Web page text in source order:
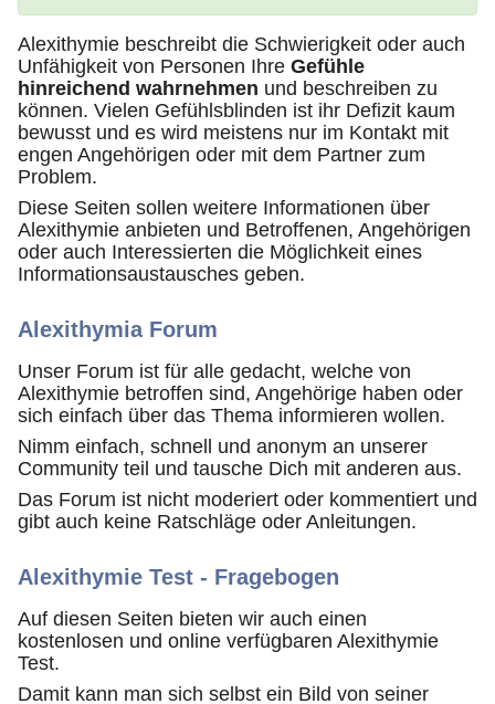
Alexithymie beschreibt die Schwierigkeit oder auch
Unfähigkeit von Personen Ihre Gefühle
hinreichend wahrnehmen und beschreiben zu
können. Vielen Gefühlsblinden ist ihr Defizit kaum
bewusst und es wird meistens nur im Kontakt mit
engen Angehörigen oder mit dem Partner zum
Problem.
Diese Seiten sollen weitere Informationen über
Alexithymie anbieten und Betroffenen, Angehörigen
oder auch Interessierten die Möglichkeit eines
Informationsaustausches geben.
Alexithymia Forum
Unser Forum ist für alle gedacht, welche von
Alexithymie betroffen sind, Angehörige haben oder
sich einfach über das Thema informieren wollen.
Nimm einfach, schnell und anonym an unserer
Community teil und tausche Dich mit anderen aus.
Das Forum ist nicht moderiert oder kommentiert und
gibt auch keine Ratschläge oder Anleitungen.
Alexithymie Test - Fragebogen
Auf diesen Seiten bieten wir auch einen
kostenlosen und online verfügbaren Alexithymie
Test.
Damit kann man sich selbst ein Bild von seiner